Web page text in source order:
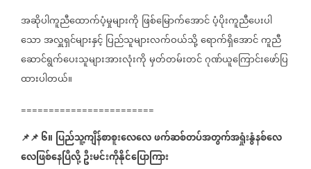
အဆိုပါကူညီထောက်ပံ့မှုများကို ဖြစ်မြောက်အောင်ပံ့ပိုးကူညီပေးပါ
သောအလှူရှင်များနှင့်ပြည်သူများလက်ဝယ်သို့ရောက်ရှိအောင်ကူညီ
ဆောင်ရွက်ပေးသူများအားလုံးကိုမှတ်တမ်းတင်ဂုဏ်ယူကြောင်းဖော်ပြ
ထားပါတယ်။
========================
📌📌၆။ ပြည်သူ့ကျိန်စာစူးလေလေဖက်ဆစ်တပ်အတွက်အရှုံးနွံနစ်လေ
လေဖြစ်နေပြီလို့ဦးမင်းကိုနိုင်ပြောကြား